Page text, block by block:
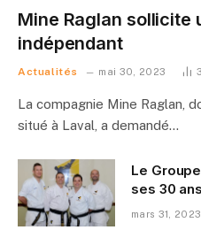
Mine Raglan sollicite
indépendant
Actualités mai 30, 2023
La compagnie Mine Raglan,
situé à Laval, a demandé…
Le
ses 30 ans
mars 31, 2023